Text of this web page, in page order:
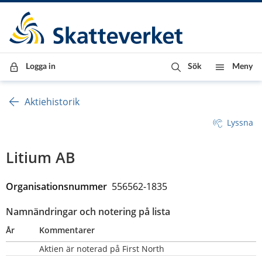
Till innehåll
Till navigationen
Till chattrobot
Logga in Sök Meny
Aktiehistorik
Lyssna
Litium AB
Organisationsnummer 556562-1835
Namnändringar och notering på lista
År
Kommentarer
Aktien är noterad på First North